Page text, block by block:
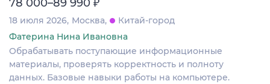
78 000–89 990
18 июля 2026 Москва
Китай-город
Фатерина Нина Ивановна
Обрабатывать поступающие информационные
материалы, проверять корректность и полноту
данных. Базовые навыки работы на компьютере.